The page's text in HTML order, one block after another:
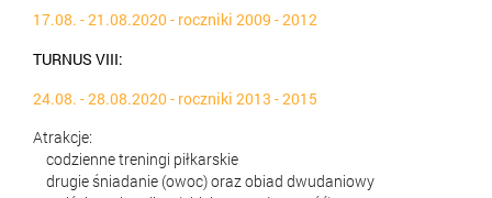
17.08. - 21.08.2020 - roczniki 2009 - 2012
TURNUS VIII:
24.08. - 28.08.2020 - roczniki 2013 - 2015
Atrakcje:
codzienne treningi piłkarskie
drugie śniadanie (owoc) oraz obiad dwudaniowy